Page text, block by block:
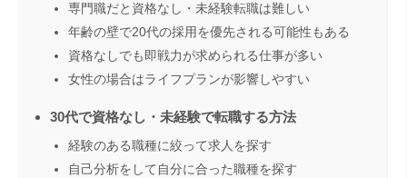
専門職だと資格なし・未経験転職は難しい
年齢の壁で20代の採用を優先される可能性もある
資格なしでも即戦力が求められる仕事が多い
女性の場合はライフプランが影響しやすい
30代で資格なし・未経験で転職する方法
経験のある職種に絞って求人を探す
自己分析をして自分に合った職種を探す